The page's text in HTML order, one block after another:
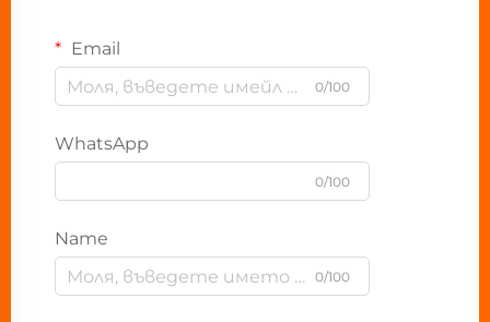
Email
0/100
WhatsApp
0/100
Name
0/100